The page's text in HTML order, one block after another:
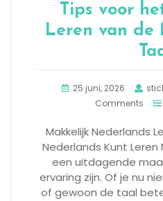
Tips voor
Leren van de
25 juni, 2026
Comments
Makkelijk Nederlands
Nederlands Kunt
een uitdagende
ervaring zijn. Of je nu
of gewoon de taal